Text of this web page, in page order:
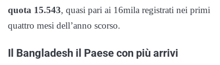
quota 15.543, quasi pari ai 16mila registrati nei primi
quattro mesi dell’anno scorso.
Il Bangladesh il Paese con più arrivi